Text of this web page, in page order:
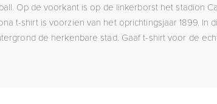
Op de voorkant is op de linkerborst het stadion
t-shirt is voorzien van het oprichtingsjaar 1899. In
de herkenbare stad. Gaaf t-shirt voor de